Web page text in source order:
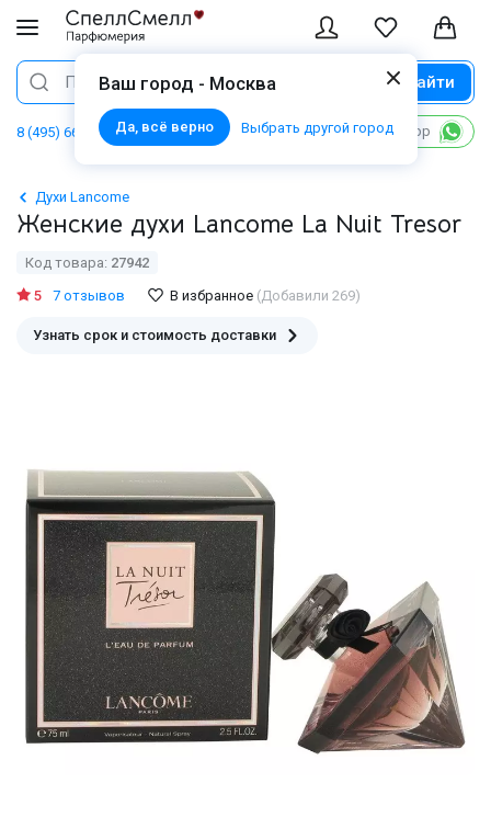
Ваш город - Москва
Да, всё верно Выбрать другой город
Поиск Найти
8 (495) 668 06 02 Написать в WhatsApp
Духи Lancome
Женские духи Lancome La Nuit Tresor
Код товара: 27942
5
7 отзывов В избранное (Добавили 269)
Узнать срок и стоимость доставки